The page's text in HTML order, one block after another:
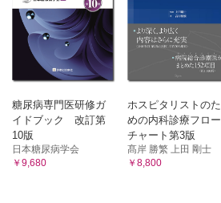
糖尿病専門医研修ガ
イドブック 改訂第
10版
日本糖尿病学会
￥9,680
ホスピタリストのた
めの内科診療フロー
チャート第3版
髙岸 勝繁 上田 剛士
￥8,800